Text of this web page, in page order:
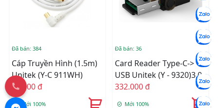
Đã bán: 384
Cáp Truyền Hình (1.5m)
Unitek (Y-C 911WH)
50.000 đ
Mới 100%
Đã bán: 36
Card Reader Type-C->
USB Unitek (Y - 9320)3.0
332.000 đ
Mới 100%